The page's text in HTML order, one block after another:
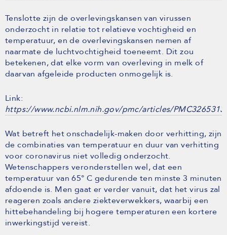
Tenslotte zijn de overlevingskansen van virussen
onderzocht in relatie tot relatieve vochtigheid en
temperatuur, en de overlevingskansen nemen af
naarmate de luchtvochtigheid toeneemt. Dit zou
betekenen, dat elke vorm van overleving in melk of
daarvan afgeleide producten onmogelijk is.
Link:
https://www.ncbi.nlm.nih.gov/pmc/articles/
Wat betreft het onschadelijk-maken door verhitting, zijn
de combinaties van temperatuur en duur van verhitting
voor coronavirus niet volledig onderzocht.
Wetenschappers veronderstellen wel, dat een
temperatuur van 65° C gedurende ten minste 3 minuten
afdoende is. Men gaat er verder vanuit, dat het virus zal
reageren zoals andere ziekteverwekkers, waarbij een
hittebehandeling bij hogere temperaturen een kortere
inwerkingstijd vereist.